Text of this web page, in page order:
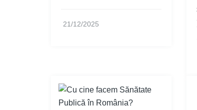
21/12/2025